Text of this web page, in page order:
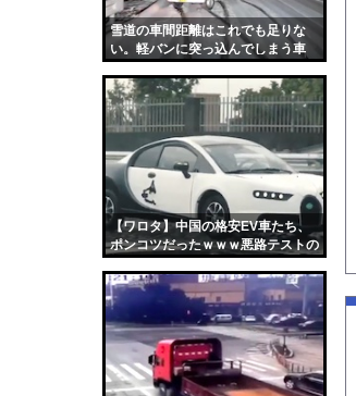
雪道の車間距離はこれでも足りな
い。軽バンに突っ込んでしまう車
【ワロタ】中国の格安EV車たち、
ポンコツだったｗｗｗ悪路テストの